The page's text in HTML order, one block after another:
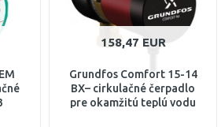
158,47 EUR
Grundfos Comfort 15-14
BX– cirkulačné čerpadlo
pre okamžitú teplú vodu